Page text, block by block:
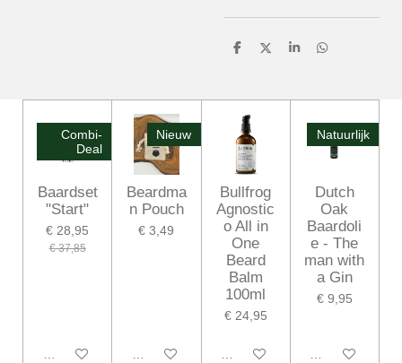
D
n
D
S
e
D
n
Combi-
Deal
Baardset
"Start"
€ 28,95
€ 37,85
In winkelwagen
Nieuw
Beardma
n Pouch
€ 3,49
In winkelwagen
Bullfrog
Agnostic
o All in
One
Beard
Balm
100ml
€ 24,95
In winkelwagen
Natuurlijk
Dutch
Oak
Baardoli
e - The
man with
a Gin
€ 9,95
In winkelwagen